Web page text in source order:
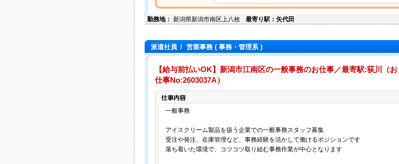
勤務地： 新潟県新潟市南区上八枚 最寄り駅：矢代田
派遣社員 / 営業事務( 事務・管理系 )
【給与前払いOK】新潟市江南区の一般事務のお仕事／最寄駅:荻川（お
仕事No:2603037A）
一般事務
アイスクリーム製品を扱う企業での一般事務スタッフ募集
受注や発注、在庫管理など、事務経験を活かして働けるポジションです
落ち着いた環境で、コツコツ取り組む事務作業が中心となります